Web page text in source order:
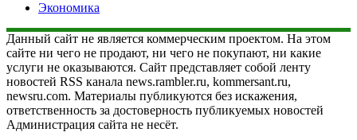
Экономика
Данный сайт не является коммерческим проектом. На этом
сайте ни чего не продают, ни чего не покупают, ни какие
услуги не оказываются. Сайт представляет собой ленту
новостей RSS канала news.rambler.ru, kommersant.ru,
newsru.com. Материалы публикуются без искажения,
ответственность за достоверность публикуемых новостей
Администрация сайта не несёт.